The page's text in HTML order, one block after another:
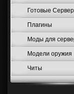
CSS
Готовые
Плагины
Моды для
Модели оружия
Читы